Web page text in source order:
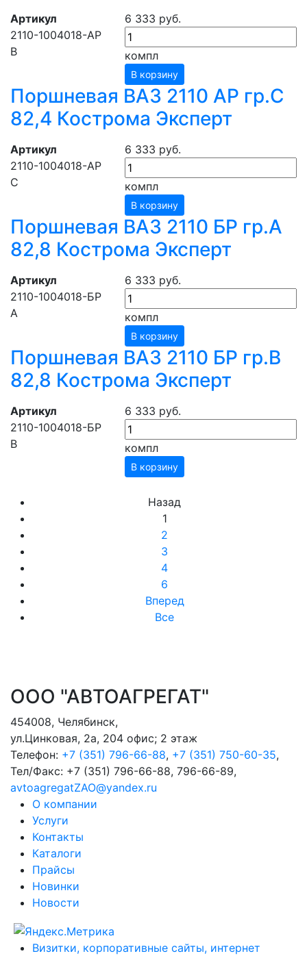
Артикул
2110-1004018-АР
B
6 333 руб.
компл
В корзину
Поршневая ВАЗ 2110 АР гр.С
82,4 Кострома Эксперт
Артикул
2110-1004018-АР
C
6 333 руб.
компл
В корзину
Поршневая ВАЗ 2110 БР гр.А
82,8 Кострома Эксперт
Артикул
2110-1004018-БР
A
6 333 руб.
компл
В корзину
Поршневая ВАЗ 2110 БР гр.В
82,8 Кострома Эксперт
Артикул
2110-1004018-БР
B
6 333 руб.
компл
В корзину
Назад
1
2
3
4
6
Вперед
Все
ООО "АВТОАГРЕГАТ"
454008, Челябинск,
ул.Цинковая, 2а, 204 офис; 2 этаж
Телефон: +7 (351) 796-66-88, +7 (351) 750-60-35,
Тел/Факс: +7 (351) 796-66-88, 796-66-89,
avtoagregatZAO@yandex.ru
О компании
Услуги
Контакты
Каталоги
Прайсы
Новинки
Новости
Визитки, корпоративные сайты, интернет